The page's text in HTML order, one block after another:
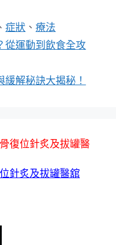
症狀 、療法
從運動到飲食全攻
解秘訣大揭秘！
復位針炙及拔罐醫
針炙及拔罐醫舘